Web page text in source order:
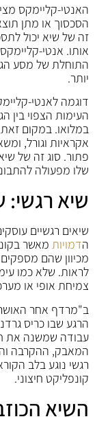
האנטי-קליימקס
הסכסוך או מתן
זה של שיא יכול
אותו. אנטי-
התוחלת של מסע
יותר.
דוגמה לאנטי-
העימות הצפוי בין
במלואו. במקום
אקראיות וגורל,
פתור. סוג זה של
שלו מפעולה
שיא רגשי:
שיאים רגשיים
הדמויות מאשר
מכיוון שהם
לראות. שלא כמו
צמיחת אופי או
ב"מרדף אחר
הרגע שבו כריס
עבודה שמשנה את
המאבק, ההקרבה
רגשי נוגע בלב
קונפליקט חיצוני.
השיא